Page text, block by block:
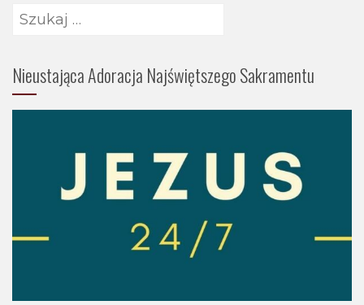
Szukaj:
Nieustająca Adoracja Najświętszego Sakramentu